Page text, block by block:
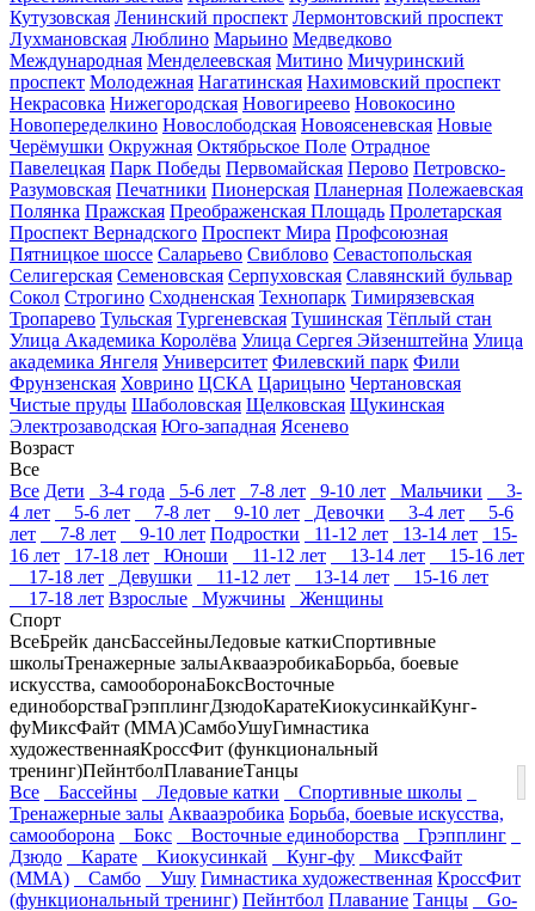
Кутузовская Ленинский проспект Лермонтовский проспект
Лухмановская Люблино Марьино Медведково
Международная Менделеевская Митино Мичуринский
проспект Молодежная Нагатинская Нахимовский проспект
Некрасовка Нижегородская Новогиреево Новокосино
Новопеределкино Новослободская Новоясеневская Новые
Черёмушки Окружная Октябрьское Поле Отрадное
Павелецкая Парк Победы Первомайская Перово Петровско-
Разумовская Печатники Пионерская Планерная Полежаевская
Полянка Пражская Преображенская Площадь Пролетарская
Проспект Вернадского Проспект Мира Профсоюзная
Пятницкое шоссе Саларьево Свиблово Севастопольская
Селигерская Семеновская Серпуховская Славянский бульвар
Сокол Строгино Сходненская Технопарк Тимирязевская
Тропарево Тульская Тургеневская Тушинская Тёплый стан
Улица Академика Королёва Улица Сергея Эйзенштейна Улица
академика Янгеля Университет Филевский парк Фили
Фрунзенская Ховрино ЦСКА Царицыно Чертановская
Чистые пруды Шаболовская Щелковская Щукинская
Электрозаводская Юго-западная Ясенево
Возраст
Все
Все Дети 3-4 года 5-6 лет 7-8 лет 9-10 лет Мальчики
3-
4 лет
5-6 лет 7-8 лет 9-10 лет Девочки 3-4 лет
5-6
лет
7-8 лет 9-10 лет Подростки 11-12 лет 13-14 лет
15-
16 лет
17-18 лет Юноши 11-12 лет 13-14 лет
15-16 лет
17-18 лет
Девушки 11-12 лет 13-14 лет
15-16 лет
17-18 лет Взрослые Мужчины
Женщины
Спорт
ВсеБрейк дансБассейныЛедовые каткиСпортивные
школыТренажерные залыАквааэробикаБорьба, боевые
искусства, самооборонаБоксВосточные
единоборстваГрэпплингДзюдоКаратеКиокусинкайКунг-
фуМиксФайт (ММА)СамбоУшуГимнастика
художественнаяКроссФит (функциональный
тренинг)ПейнтболПлаваниеТанцы
Все
Бассейны Ледовые катки
Спортивные школы
Тренажерные залы Аквааэробика Борьба, боевые искусства,
самооборона
Бокс Восточные единоборства
Грэпплинг
Дзюдо
Карате Киокусинкай Кунг-фу
МиксФайт
(ММА)
Самбо Ушу Гимнастика художественная КроссФит
(функциональный тренинг) Пейнтбол Плавание Танцы Go-